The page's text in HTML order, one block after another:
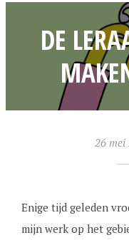
DE
26 mei
Enige tijd geleden
mijn werk op het